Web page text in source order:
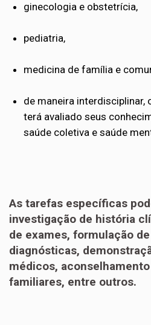
ginecologia e obstetrícia,
pediatria,
medicina de família e
de maneira interdisciplinar,
terá avaliado seus
saúde coletiva e saúde
As tarefas específicas
investigação de história
de exames, formulação
diagnósticas,
médicos,
familiares, entre outros.